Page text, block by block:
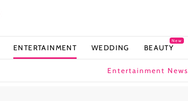
ENTERTAINMENT WEDDING BEAUTY
New
Entertainment News